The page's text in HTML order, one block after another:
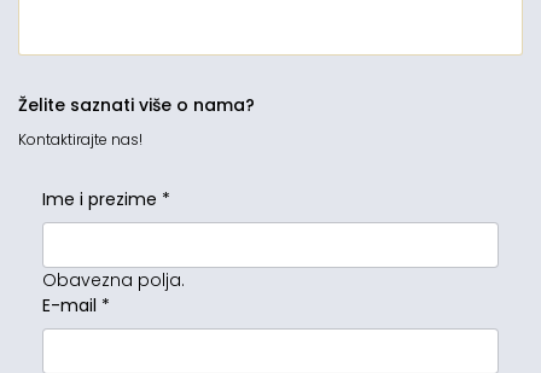
Želite saznati više o nama?
Kontaktirajte nas!
Ime i prezime *
Obavezna polja.
E-mail *